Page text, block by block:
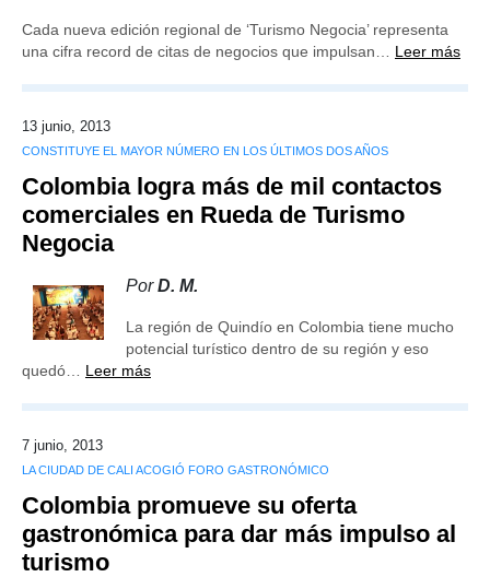
Cada nueva edición regional de ‘Turismo Negocia’ representa
una cifra record de citas de negocios que impulsan… Leer más
13 junio, 2013
CONSTITUYE EL MAYOR NÚMERO EN LOS ÚLTIMOS DOS AÑOS
Colombia logra más de mil contactos
comerciales en Rueda de Turismo
Negocia
PorD. M.
La región de Quindío en Colombia tiene mucho
potencial turístico dentro de su región y eso
quedó… Leer más
7 junio, 2013
LA CIUDAD DE CALI ACOGIÓ FORO GASTRONÓMICO
Colombia promueve su oferta
gastronómica para dar más impulso al
turismo